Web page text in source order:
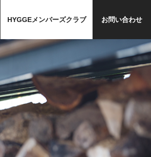
HYGGEメンバーズクラブ お問い合わせ